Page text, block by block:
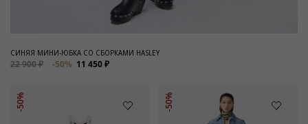
СИНЯЯ МИНИ-ЮБКА СО СБОРКАМИ HASLEY
22 900 ₽ -50% 11 450 ₽
-50% -50%